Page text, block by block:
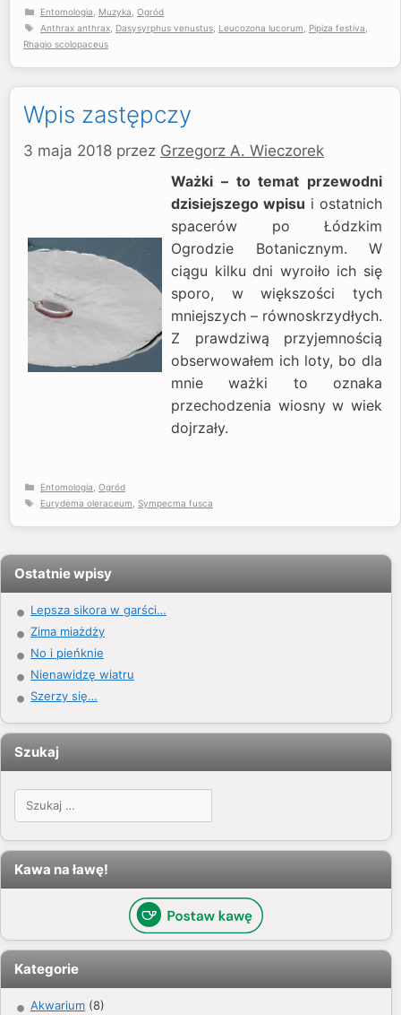
Kategorie
Entomologia Muzyka Ogród
Tagi
Anthrax anthrax Dasysyrphus venustus Leucozona lucorum Pipiza festiva
Rhagio scolopaceus
Wpis zastępczy
3 maja 2018 przez Grzegorz A. Wieczorek
Ważki – to temat przewodni
dzisiejszego wpisu i ostatnich
spacerów po Łódzkim
Ogrodzie Botanicznym. W
ciągu kilku dni wyroiło ich się
sporo, w większości tych
mniejszych – równoskrzydłych.
Z prawdziwą przyjemnością
obserwowałem ich loty, bo dla
mnie ważki to oznaka
przechodzenia wiosny w wiek
dojrzały.
Kategorie
Entomologia Ogród
Tagi
Eurydema oleraceum Sympecma fusca
Ostatnie wpisy
Lepsza sikora w garści…
Zima miażdży
No i pieńknie
Nienawidzę wiatru
Szerzy się…
Szukaj
Szukaj:
Kawa na ławę!
Kategorie
Akwarium (8)